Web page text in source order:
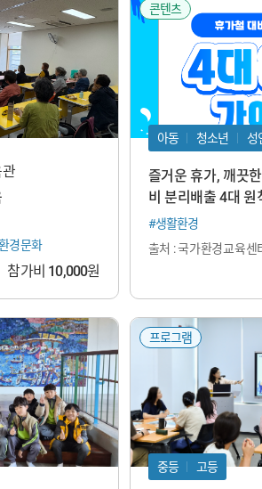
경문화
참가비 10,000원
콘텐츠
아동 청소년 성
즐거운 휴가, 깨끗
비 분리배출 4대 원
#생활환경
출처 : 국가환경교육센
프로그램
중등 고등